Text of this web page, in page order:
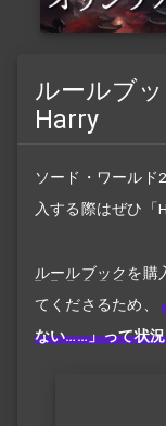
ルールブ
Harry
ソード・ワールド
入する際はぜひ「
ルールブックを購
てくださるため、
ない……」って状